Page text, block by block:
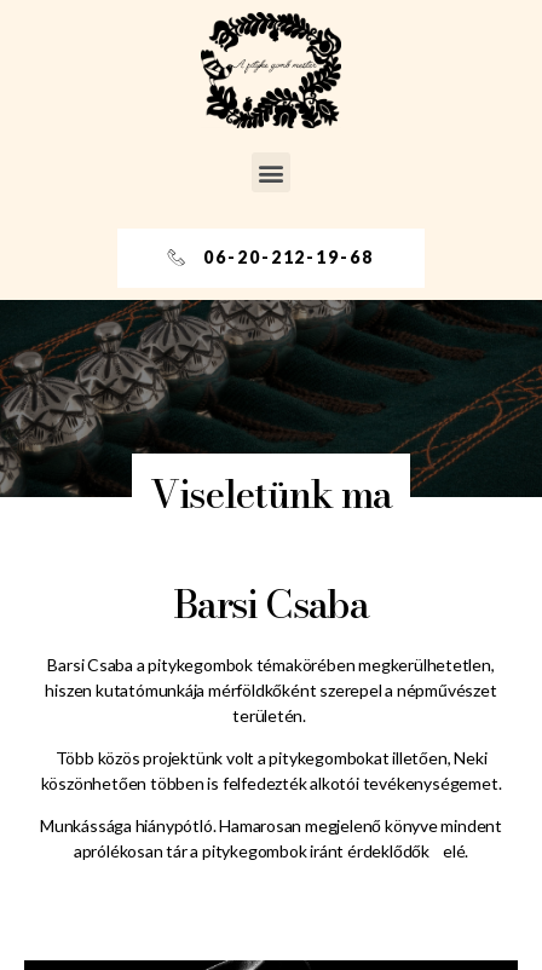
06-20-212-19-68
Viseletünk ma
Barsi Csaba
Barsi Csaba a pitykegombok témakörében megkerülhetetlen,
hiszen kutatómunkája mérföldkőként szerepel a népművészet
területén.
Több közös projektünk volt a pitykegombokat illetően, Neki
köszönhetően többen is felfedezték alkotói tevékenységemet.
Munkássága hiánypótló. Hamarosan megjelenő könyve mindent
aprólékosan tár a pitykegombok iránt érdeklődők elé.